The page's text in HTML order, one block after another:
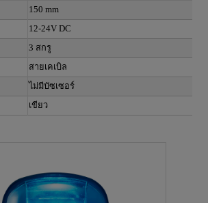
150 mm
12-24V DC
3 สกรู
สายเคเบิล
ไม่มีบัซเซอร์
เขียว